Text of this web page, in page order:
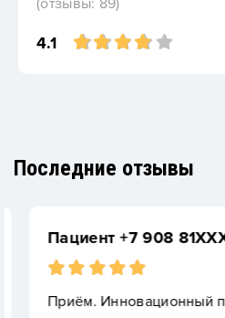
(отзывы: 89)
4.1
Последние отзывы
Пациент +7 908
Приём. Инновационный